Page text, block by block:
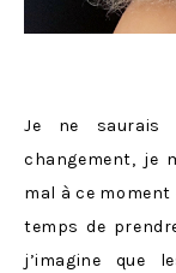
Je ne saurais
changement, je
mal à ce moment
temps de
j’imagine que